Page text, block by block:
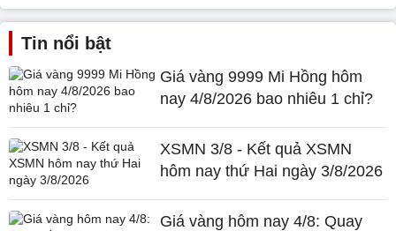
Tin nổi bật
Giá vàng 9999 Mi Hồng hôm
nay 4/8/2026 bao nhiêu 1 chỉ?
XSMN 3/8 - Kết quả XSMN
hôm nay thứ Hai ngày 3/8/2026
Giá vàng hôm nay 4/8: Quay